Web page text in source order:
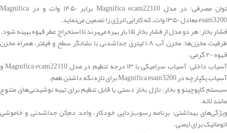
توان مصرفی: در مدل Magnifica ecam22110 برابر ۱۴۵۰ وات و در Magnifica
esam3200 معادل ۱۳۵۰ وات، که کارایی انرژی را تضمین می‌نماید.
فشار بخار: هر دو مدل از فشار بخار ۱۵ بار بهره می‌برند تا استخراج عطر قهوه بهینه شود.
ظرفیت مخزن‌ها: مخزن آب ۱.۸ لیتری جداشدنی با نشانگر سطح و فیلتر، همراه مخزن
قهوه ۲۰۰ گرمی.
آسیاب داخلی: آسیاب سرامیکی با ۱۳ درجه تنظیم در مدل Magnifica ecam22110 و
آسیاب یکپارچه در Magnifica esam3200 برای تازه نگه داشتن طعم.
سیستم کاپوچینو و بخار: نازل بخار دستی یا قابل تنظیم برای تهیه نوشیدنی‌های متنوع
مانند لاته.
ویژگی‌های بهداشتی: برنامه رسوب‌زدایی خودکار، واحد دم‌کن جداشدنی و خاموشی
اتوماتیک برای ایمنی.